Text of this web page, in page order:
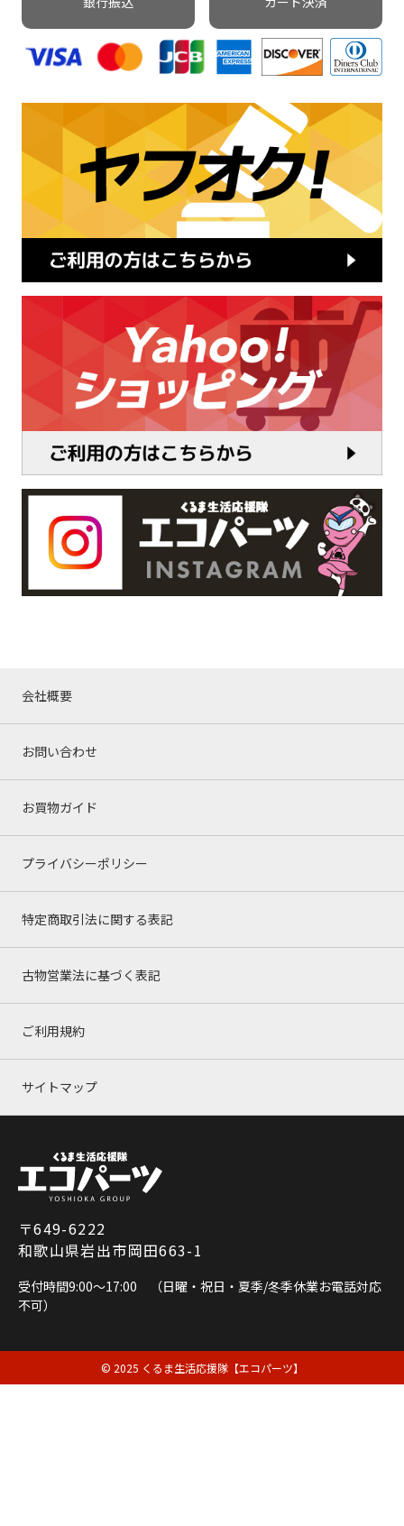
会社概要
お問い合わせ
お買物ガイド
プライバシーポリシー
特定商取引法に関する表記
古物営業法に基づく表記
ご利用規約
サイトマップ
〒649-6222
和歌山県岩出市岡田663-1
受付時間9:00～17:00 （日曜・祝日・夏季/冬季休業お電話対応
不可）
© 2025 くるま生活応援隊【エコパーツ】